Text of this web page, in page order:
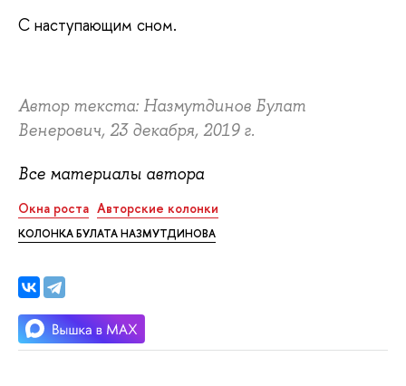
С наступающим сном.
Автор текста: Назмутдинов Булат
Венерович, 23 декабря, 2019 г.
Все материалы автора
Окна роста Авторские колонки
КОЛОНКА БУЛАТА НАЗМУТДИНОВА